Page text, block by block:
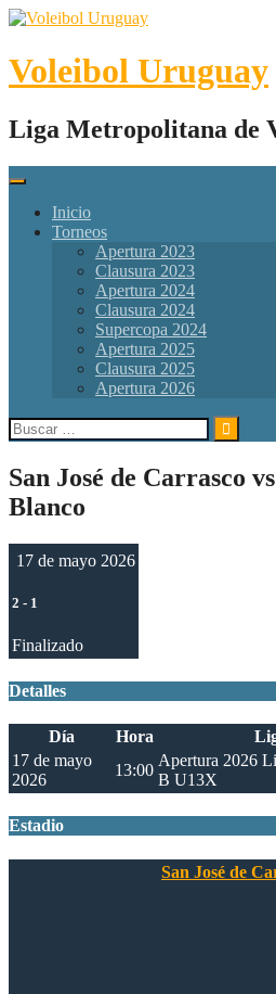
Skip
content
Voleibol Uruguay
Liga Metropolitana de
Inicio
Torneos
Apertura 2023
Clausura 2023
Apertura 2024
Clausura 2024
Supercopa 2024
Apertura 2025
Clausura 2025
Apertura 2026
Buscar:
San José de Carrasco
Blanco
17 de mayo 2026
2 - 1
Finalizado
Detalles
Día Hora
17 de mayo
2026
13:00
Apertura 2026
B U13X
Estadio
San José de